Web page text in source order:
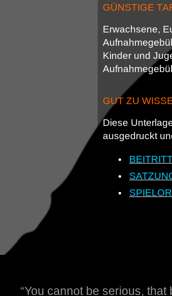
GÜNSTIGE
Erwachsene,
Kinder und
GUT ZU
Diese
ausgedruckt
“You cannot be serious, that